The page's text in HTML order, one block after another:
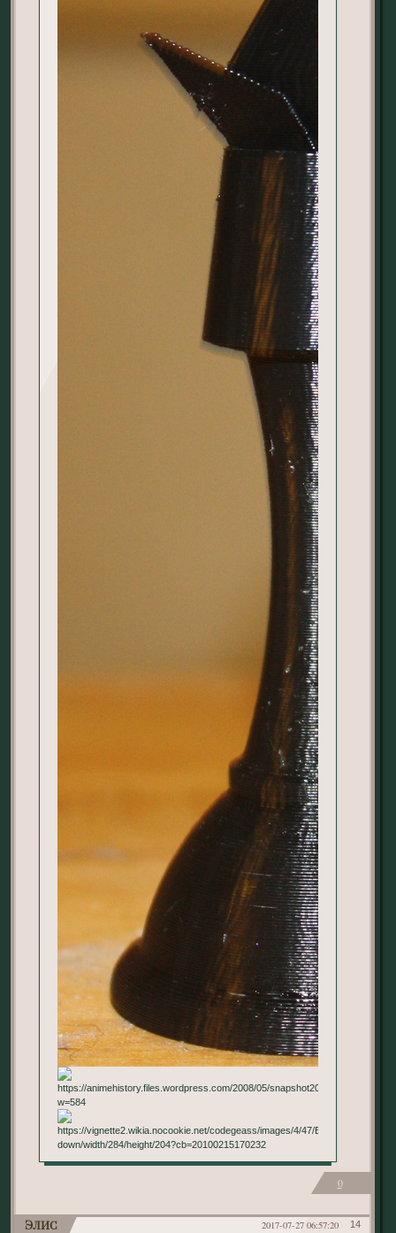
0
14
2017-07-27 06:57:20
Элис